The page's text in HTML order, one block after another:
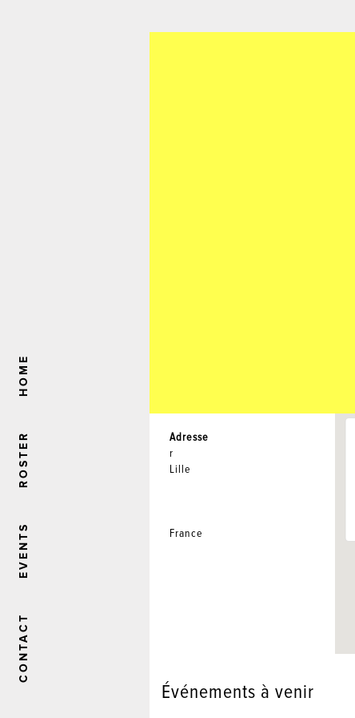
CONTACT
EVENTS
ROSTER
HOME
Adresse
r
Lille
France
Événements à venir